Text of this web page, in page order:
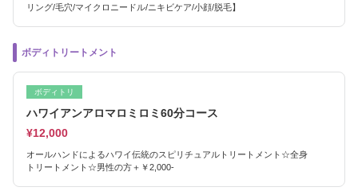
リング/毛穴/マイクロニードル/ニキビケア/小顔/脱毛】
ボディトリートメント
ボディトリ
ハワイアンアロマロミロミ60分コース
¥12,000
オールハンドによるハワイ伝統のスピリチュアルトリートメント☆全身
トリートメント☆男性の方＋￥2,000‐